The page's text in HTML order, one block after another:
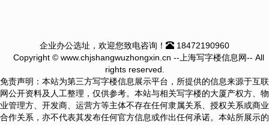
企业办公选址，欢迎您致电咨询！
18472190960
Copyright © www.chjshangwuzhongxin.cn --上海写字楼信息网-- All
rights reserved.
免责声明：本站为第三方写字楼信息展示平台，所提供的信息来源于互联
网公开资料及人工整理，仅供参考。本站与相关写字楼的大厦产权方、物
业管理方、开发商、运营方等主体不存在任何隶属关系、授权关系或商业
合作关系，亦不代表其发布任何官方信息或作出任何承诺。本站所展示的